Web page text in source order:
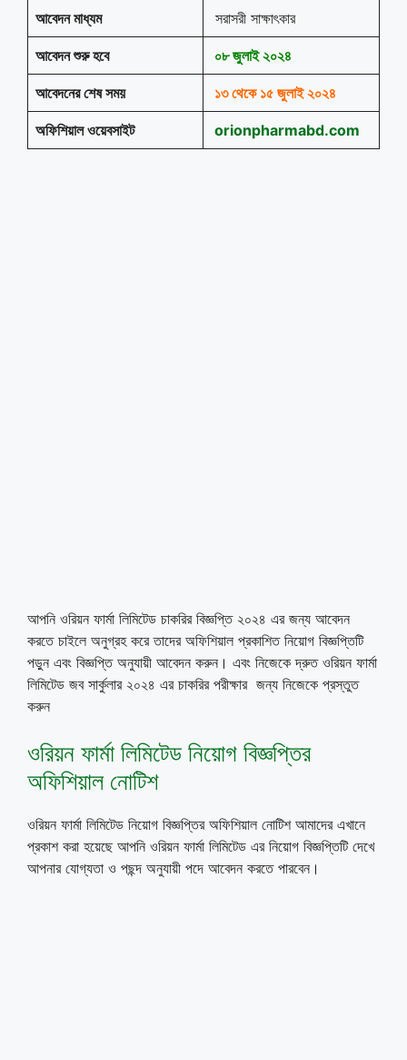
আবেদন মাধ্যম সরাসরী সাক্ষাৎকার
আবেদন শুরু হবে ০৮ জুলাই ২০২৪
আবেদনের শেষ সময় ১৩ থেকে ১৫ জুলাই ২০২৪
অফিশিয়াল ওয়েবসাইট orionpharmabd.com
আপনি ওরিয়ন ফার্মা লিমিটেড চাকরির বিজ্ঞপ্তি ২০২৪ এর জন্য আবেদন
করতে চাইলে অনুগ্রহ করে তাদের অফিশিয়াল প্রকাশিত নিয়োগ বিজ্ঞপ্তিটি
পড়ুন এবং বিজ্ঞপ্তি অনুযায়ী আবেদন করুন। এবং নিজেকে দ্রুত ওরিয়ন ফার্মা
লিমিটেড জব সার্কুলার ২০২৪ এর চাকরির পরীক্ষার জন্য নিজেকে প্রস্তুত
করুন
ওরিয়ন ফার্মা লিমিটেড নিয়োগ বিজ্ঞপ্তির
অফিশিয়াল নোটিশ
ওরিয়ন ফার্মা লিমিটেড নিয়োগ বিজ্ঞপ্তির অফিশিয়াল নোটিশ আমাদের এখানে
প্রকাশ করা হয়েছে আপনি ওরিয়ন ফার্মা লিমিটেড এর নিয়োগ বিজ্ঞপ্তিটি দেখে
আপনার যোগ্যতা ও পছন্দ অনুযায়ী পদে আবেদন করতে পারবেন।